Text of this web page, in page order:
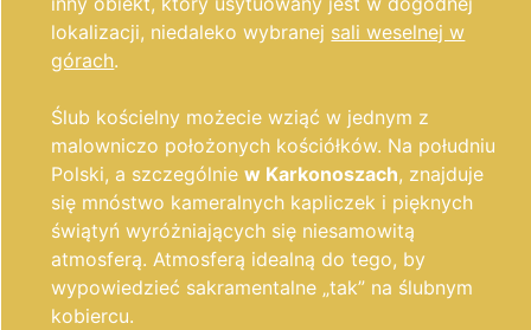
lokalizacji, niedaleko wybranej sali weselnej w
górach.
Ślub kościelny możecie wziąć w jednym z
malowniczo położonych kościółków. Na południu
Polski, a szczególniew Karkonoszach, znajduje
się mnóstwo kameralnych kapliczek i pięknych
świątyń wyróżniających się niesamowitą
atmosferą. Atmosferą idealną do tego, by
wypowiedzieć sakramentalne „tak” na ślubnym
kobiercu.